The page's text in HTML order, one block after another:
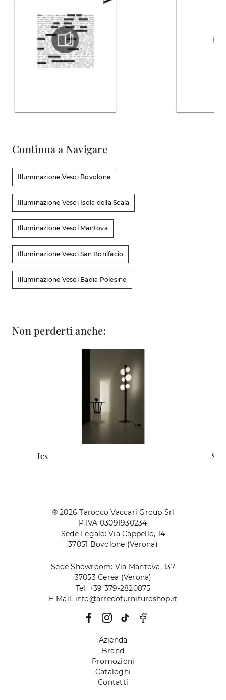
Continua a Navigare
Illuminazione Vesoi Bovolone
Illuminazione Vesoi Isola della Scala
Illuminazione Vesoi Mantova
Illuminazione Vesoi San Bonifacio
Illuminazione Vesoi Badia Polesine
Non perderti anche:
Ics
® 2026 Tarocco Vaccari Group Srl
P.IVA 03091930234
Sede Legale: Via Cappello, 14
37051 Bovolone (Verona)
Sede Showroom: Via Mantova, 137
37053 Cerea (Verona)
Tel. +39 379-2820875
E-Mail. info@arredofurnitureshop.it
Azienda
Brand
Promozioni
Cataloghi
Contatti